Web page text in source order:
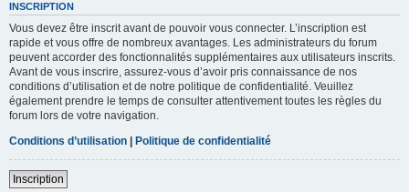
INSCRIPTION
Vous devez être inscrit avant de pouvoir vous connecter. L’inscription est
rapide et vous offre de nombreux avantages. Les administrateurs du forum
peuvent accorder des fonctionnalités supplémentaires aux utilisateurs inscrits.
Avant de vous inscrire, assurez-vous d’avoir pris connaissance de nos
conditions d’utilisation et de notre politique de confidentialité. Veuillez
également prendre le temps de consulter attentivement toutes les règles du
forum lors de votre navigation.
Conditions d’utilisation | Politique de confidentialité
Inscription